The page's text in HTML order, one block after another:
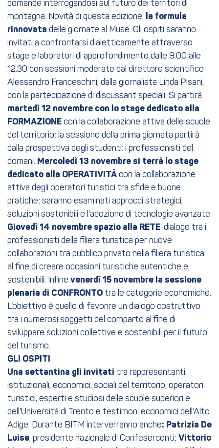
domande interrogandosi sul futuro dei territori di
montagna. Novità di questa edizione:
la formula
rinnovata delle giornate al Muse. Gli ospiti saranno
invitati a confrontarsi dialetticamente attraverso
stage e laboratori di approfondimento dalle 9.00 alle
12.30 con sessioni moderate dal direttore scientifico
Alessandro Franceschini, dalla giornalista Linda Pisani,
con la partecipazione di discussant speciali. Si partirà
martedì 12 novembre con lo stage dedicato alla
FORMAZIONE con la collaborazione attiva delle scuole
del territorio; la sessione della prima giornata partirà
dalla prospettiva degli studenti: i professionisti del
domani. Mercoledì 13 novembre si terrà lo stage
dedicato alla OPERATIVITÀ con la collaborazione
attiva degli operatori turistici tra sfide e buone
pratiche; saranno esaminati approcci strategici,
soluzioni sostenibili e l'adozione di tecnologie avanzate.
Giovedì 14 novembre spazio alla RETE: dialogo tra i
professionisti della filiera turistica per nuove
collaborazioni tra pubblico privato nella filiera turistica
al fine di creare occasioni turistiche autentiche e
sostenibili. Infine venerdì 15 novembre la sessione
plenaria di CONFRONTO tra le categorie economiche.
L’obiettivo è quello di favorire un dialogo costruttivo
tra i numerosi soggetti del comparto al fine di
sviluppare soluzioni collettive e sostenibili per il futuro
del turismo.
GLI OSPITI
Una settantina gli invitati tra rappresentanti
istituzionali, economici, sociali del territorio, operatori
turistici, esperti e studiosi delle scuole superiori e
dell’Università di Trento e testimoni economici dell’Alto
Adige. Durante BITM interverranno anche: Patrizia De
Luise, presidente nazionale di Confesercenti; Vittorio